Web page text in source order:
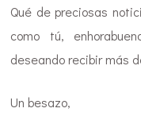
Qué de preciosas
como tú,
deseando recibir más
Un besazo,